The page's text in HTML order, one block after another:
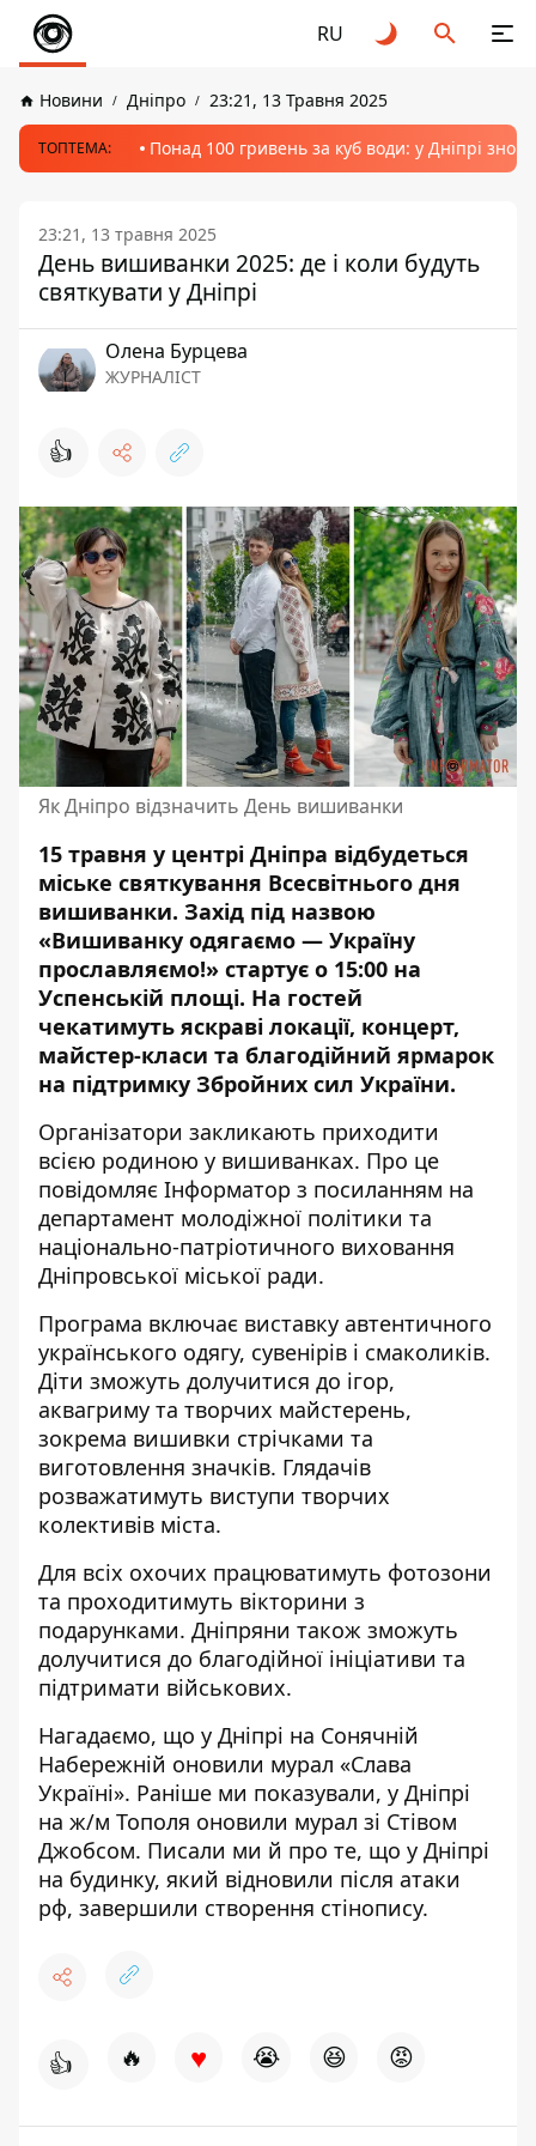
RU
Новини Дніпро 23:21, 13 Травня 2025
ТОПТЕМА: Понад 100 гривень за куб води: у Дніпрі
23:21, 13 травня 2025
День вишиванки 2025: де і коли будуть
святкувати у Дніпрі
Олена Бурцева
ЖУРНАЛІСТ
👍
Як Дніпро відзначить День вишиванки
15 травня у центрі Дніпра відбудеться
міське святкування Всесвітнього дня
вишиванки. Захід під назвою
«Вишиванку одягаємо — Україну
прославляємо!» стартує о 15:00 на
Успенській площі. На гостей
чекатимуть яскраві локації, концерт,
майстер-класи та благодійний ярмарок
на підтримку Збройних сил України.
Організатори закликають приходити
всією родиною у вишиванках. Про це
повідомляє Інформатор з посиланням на
департамент молодіжної політики та
національно-патріотичного виховання
Дніпровської міської ради.
Програма включає виставку автентичного
українського одягу, сувенірів і смаколиків.
Діти зможуть долучитися до ігор,
аквагриму та творчих майстерень,
зокрема вишивки стрічками та
виготовлення значків. Глядачів
розважатимуть виступи творчих
колективів міста.
Для всіх охочих працюватимуть фотозони
та проходитимуть вікторини з
подарунками. Дніпряни також зможуть
долучитися до благодійної ініціативи та
підтримати військових.
Нагадаємо, що у Дніпрі на Сонячній
Набережній оновили мурал «Слава
Україні». Раніше ми показували, у Дніпрі
на ж/м Тополя оновили мурал зі Стівом
Джобсом. Писали ми й про те, що у Дніпрі
на будинку, який відновили після атаки
рф, завершили створення стінопису.
👍 🔥 ♥ 😭 😆 😡